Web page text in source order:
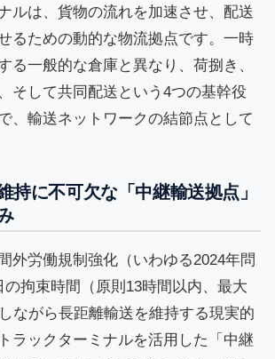
ルは、貨物の流れを加速させ、配送
るための動的な物流拠点です。一時
る一般的な倉庫と異なり、荷捌き、
そして共同配送という4つの基幹役
、輸送ネットワークの結節点として
持に不可欠な「中継輸送拠点」
外労働規制強化（いわゆる2024年問
の拘束時間（原則13時間以内、最大
ながら長距離輸送を維持する現実的
ラックターミナルを活用した「中継